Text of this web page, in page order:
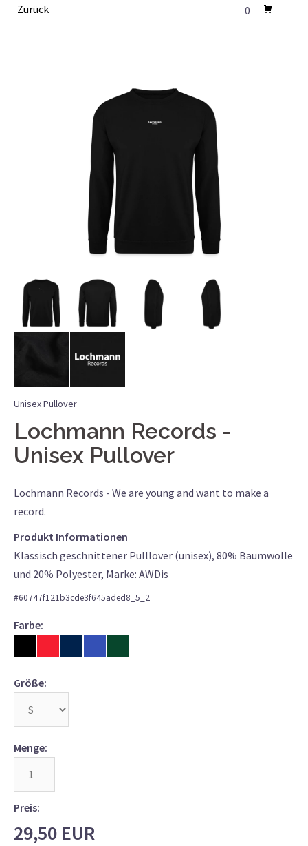
Zurück 0
Unisex Pullover
Lochmann Records
Unisex Pullover
Lochmann Records - We are young and want to make a
record.
Produkt Informationen
Klassisch geschnittener Pulllover (unisex), 80% Baumwolle
und 20% Polyester, Marke: AWDis
#60747f121b3cde3f645aded8_5_2
Farbe:
Größe:
Menge:
Preis:
29,50 EUR